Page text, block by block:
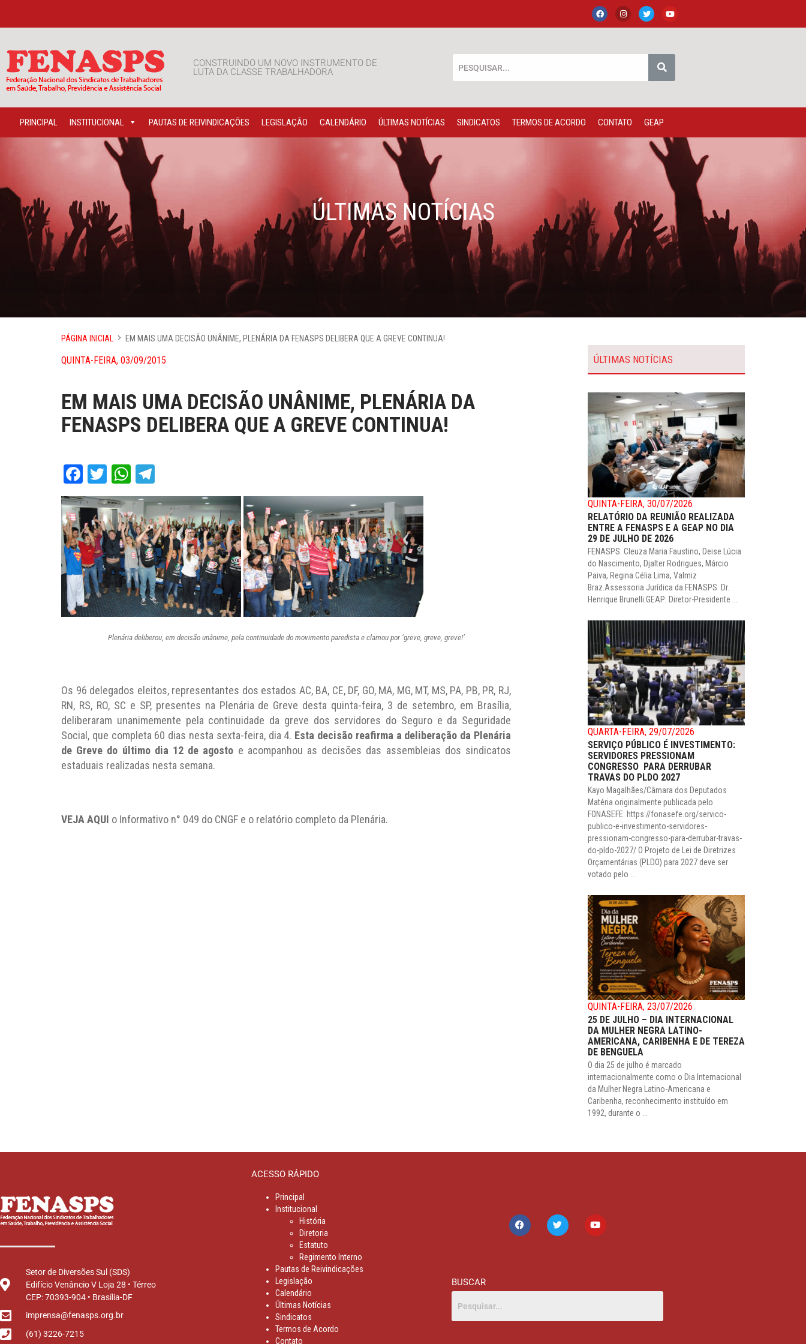
CONSTRUINDO UM NOVO INSTRUMENTO DE
LUTA DA CLASSE TRABALHADORA
PRINCIPAL INSTITUCIONAL PAUTAS DE REIVINDICAÇÕES LEGISLAÇÃO CALENDÁRIO ÚLTIMAS NOTÍCIAS SINDICATOS TERMOS DE ACORDO CONTATO GEAP
ÚLTIMAS NOTÍCIAS
PÁGINA INICIAL EM MAIS UMA DECISÃO UNÂNIME, PLENÁRIA DA FENASPS DELIBERA QUE A GREVE CONTINUA!
QUINTA-FEIRA, 03/09/2015
EM MAIS UMA DECISÃO UNÂNIME, PLENÁRIA DA
FENASPS DELIBERA QUE A GREVE CONTINUA!
Facebook
TwitterWhatsApp
Plenária deliberou, em decisão unânime, pela continuidade do movimento paredista e clamou por ‘greve, greve, greve!’
Os 96 delegados eleitos, representantes dos estados AC, BA, CE, DF, GO, MA, MG, MT, MS, PA, PB, PR, RJ,
RN, RS, RO, SC e SP, presentes na Plenária de Greve desta quinta-feira, 3 de setembro, em Brasília,
deliberaram unanimemente pela continuidade da greve dos servidores do Seguro e da Seguridade
Social, que completa 60 dias nesta sexta-feira, dia 4. Esta decisão reafirma a deliberação da Plenária
de Greve do último dia 12 de agosto e acompanhou as decisões das assembleias dos sindicatos
estaduais realizadas nesta semana.
VEJA AQUI o Informativo n° 049 do CNGF e o relatório completo da Plenária.
ÚLTIMAS NOTÍCIAS
QUINTA-FEIRA, 30/07/2026
RELATÓRIO DA REUNIÃO REALIZADA
ENTRE A FENASPS E A GEAP NO DIA
29 DE JULHO DE 2026
FENASPS: Cleuza Maria Faustino, Deise Lúcia
do Nascimento, Djalter Rodrigues, Márcio
Paiva, Regina Célia Lima, Valmiz
Braz.Assessoria Jurídica da FENASPS: Dr.
Henrique Brunelli.GEAP: Diretor-Presidente ...
QUARTA-FEIRA, 29/07/2026
SERVIÇO PÚBLICO É INVESTIMENTO:
SERVIDORES PRESSIONAM
CONGRESSO PARA DERRUBAR
TRAVAS DO PLDO 2027
Kayo Magalhães/Câmara dos Deputados
Matéria originalmente publicada pelo
FONASEFE: https://fonasefe.org/servico-
publico-e-investimento-servidores-
pressionam-congresso-para-derrubar-travas-
do-pldo-2027/ O Projeto de Lei de Diretrizes
Orçamentárias (PLDO) para 2027 deve ser
votado pelo ...
QUINTA-FEIRA, 23/07/2026
25 DE JULHO – DIA INTERNACIONAL
DA MULHER NEGRA LATINO-
AMERICANA, CARIBENHA E DE TEREZA
DE BENGUELA
O dia 25 de julho é marcado
internacionalmente como o Dia Internacional
da Mulher Negra Latino-Americana e
Caribenha, reconhecimento instituído em
1992, durante o ...
Setor de Diversões Sul (SDS)
Edifício Venâncio V Loja 28 • Térreo
CEP: 70393-904 • Brasília-DF
imprensa@fenasps.org.br
(61) 3226-7215
ACESSO RÁPIDO
Principal
Institucional
História
Diretoria
Estatuto
Regimento Interno
Pautas de Reivindicações
Legislação
Calendário
Últimas Notícias
Sindicatos
Termos de Acordo
Contato
BUSCAR